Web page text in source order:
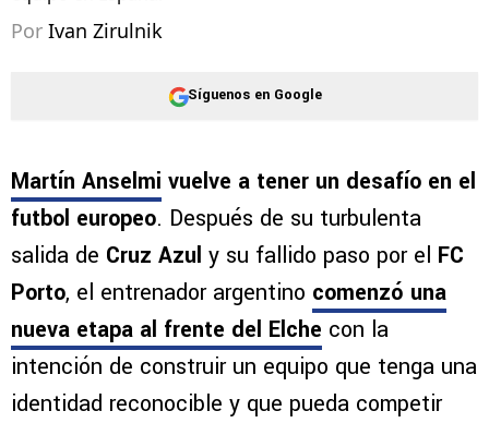
Por Ivan Zirulnik
Síguenos en Google
Martín Anselmi vuelve a tener un desafío en el
futbol europeo. Después de su turbulenta
salida de Cruz Azul y su fallido paso por el FC
Porto, el entrenador argentino comenzó una
nueva etapa al frente del Elche con la
intención de construir un equipo que tenga una
identidad reconocible y que pueda competir